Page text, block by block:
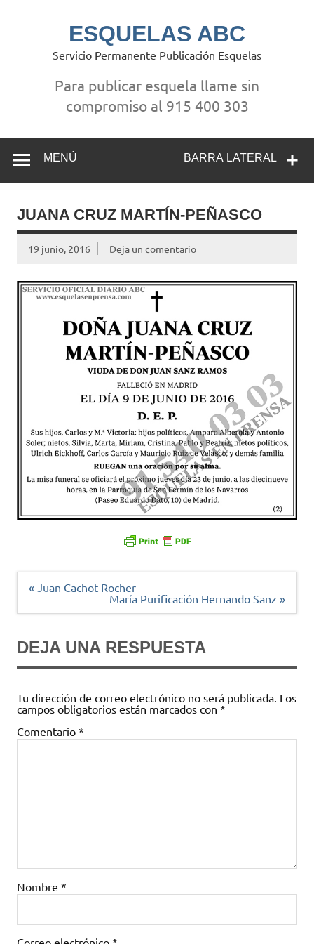
ESQUELAS ABC
Servicio Permanente Publicación Esquelas
Para publicar esquela llame sin
compromiso al 915 400 303
BARRA LATERAL
MENÚ
JUANA CRUZ MARTÍN-PEÑASCO
19 junio, 2016 Deja un comentario
Navegación
« Juan Cachot Rocher
María Purificación Hernando Sanz »
DEJA UNA RESPUESTA
Tu dirección de correo electrónico no será publicada. Los
campos obligatorios están marcados con *
Comentario *
Nombre *